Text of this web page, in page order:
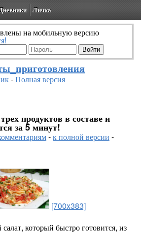
Личка
на мобильную версию
-Полная версия
продуктов в составе и
за 5 минут!
-к полной версии -
[700x383]
который быстро готовится, из